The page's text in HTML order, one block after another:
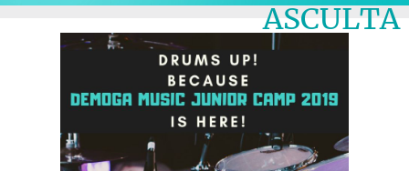
ASCULTA
LIVE